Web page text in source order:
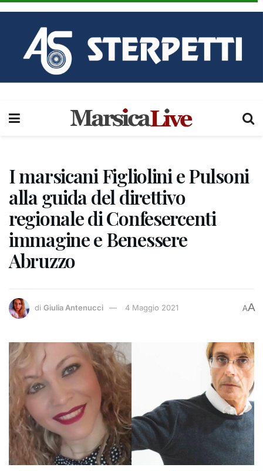
I marsicani Figliolini e Pulsoni
alla guida del direttivo
regionale di Confesercenti
immagine e Benessere
Abruzzo
di Giulia Antenucci 4 Maggio 2021 AA